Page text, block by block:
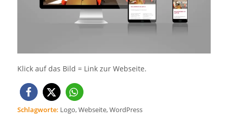
Klick auf das Bild = Link zur Webseite.
Schlagworte: Logo,Webseite,WordPress